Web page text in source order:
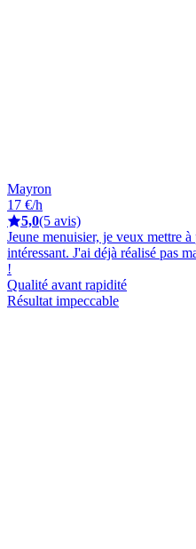
Mayron
17 €/h
5,0(5 avis)
Jeune menuisier, je veux mettre
intéressant. J'ai déjà réalisé pas
!
Qualité avant rapidité
Résultat impeccable